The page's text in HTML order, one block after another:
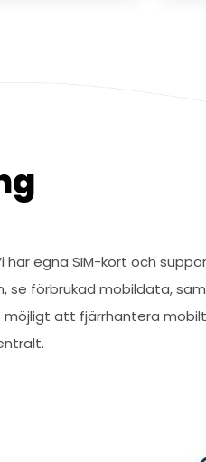
egna SIM-kort och
se förbrukad mobildata,
möjligt att fjärrhantera